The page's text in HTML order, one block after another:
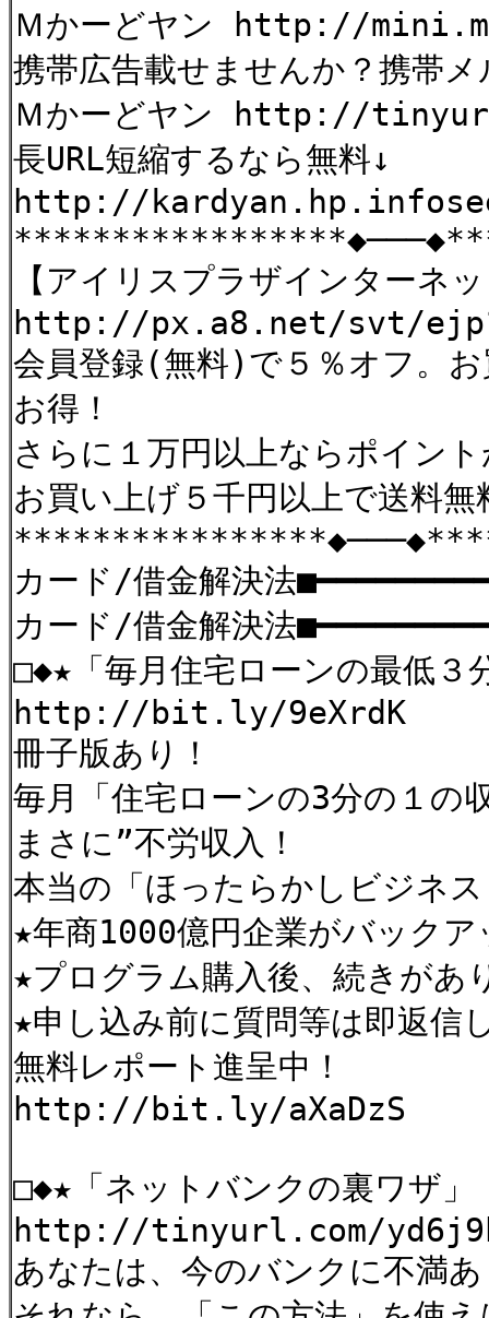
Ｍかーどヤン http://
携帯広告載せませんか？携帯
Ｍかーどヤン http://
長URL短縮するなら無料↓
http://
【アイリスプラザインターネ
http://px.a8.net/svt/
会員登録(無料)で５％オフ。
お得！
さらに１万円以上ならポイン
お買い上げ５千円以上で送料
カード/借金解決法
カード/借金解決法
□◆★「毎月住宅ローンの最低３
http://bit.ly/9eXrdK
冊子版あり！
毎月「住宅ローンの3分の１の
まさに”不労収入！
本当の「ほったらかしビジネ
★年商1000億円企業がバックア
★プログラム購入後、続きがあ
★申し込み前に質問等は即返信
無料レポート進呈中！
http://bit.ly/aXaDzS
□◆★「ネットバンクの裏ワザ」
http://tinyurl.com/
あなたは、今のバンクに不満